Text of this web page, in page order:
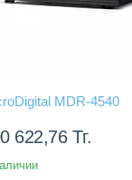
MDR-4540
622,76 Тг.